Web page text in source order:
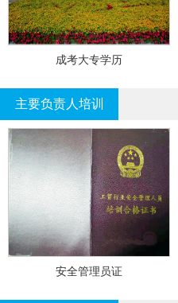
成考大专学历
主要负责人培训
安全管理员证